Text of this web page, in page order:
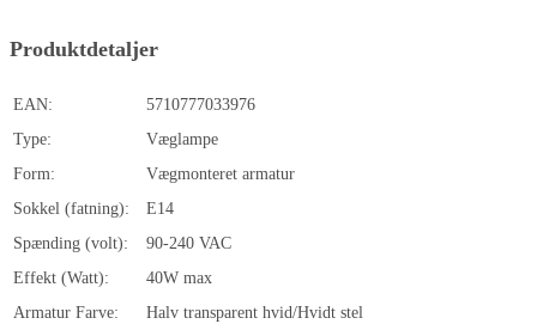
Produktdetaljer
EAN:
5710777033976
Type:
Væglampe
Form:
Vægmonteret armatur
Sokkel (fatning):
E14
Spænding (volt):
90-240 VAC
Effekt (Watt):
40W max
Armatur Farve:
Halv transparent hvid/Hvidt stel